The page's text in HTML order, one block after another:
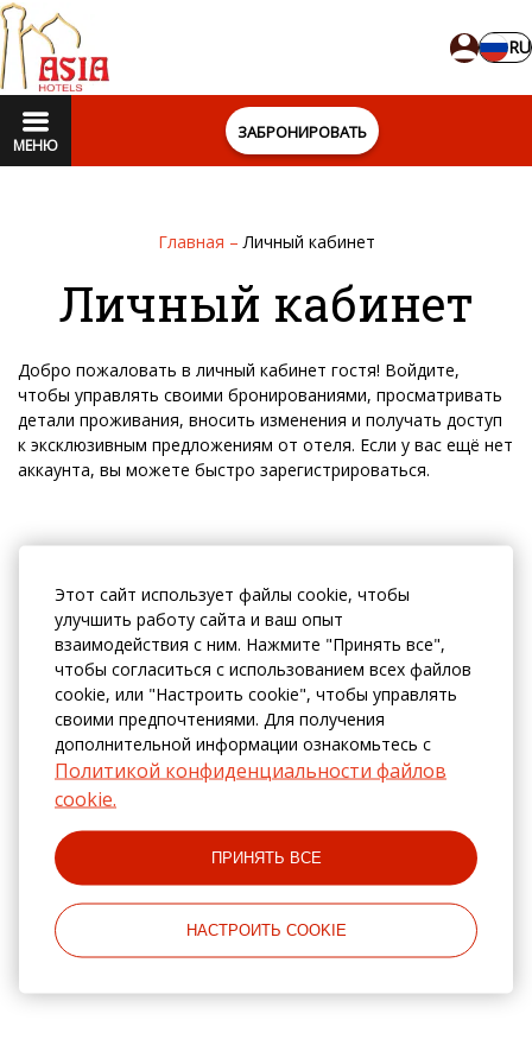
Этот сайт использует файлы cookie, чтобы
улучшить работу сайта и ваш опыт
взаимодействия с ним. Нажмите "Принять все",
чтобы согласиться с использованием всех файлов
cookie, или "Настроить cookie", чтобы управлять
своими предпочтениями. Для получения
дополнительной информации ознакомьтесь с
Политикой конфиденциальности файлов
cookie.
ПРИНЯТЬ ВСЕ
НАСТРОИТЬ COOKIE
RU
МЕНЮ
ЗАБРОНИРОВАТЬ
Главная –Личный кабинет
Личный кабинет
Добро пожаловать в личный кабинет гостя! Войдите,
чтобы управлять своими бронированиями, просматривать
детали проживания, вносить изменения и получать доступ
к эксклюзивным предложениям от отеля. Если у вас ещё нет
аккаунта, вы можете быстро зарегистрироваться.